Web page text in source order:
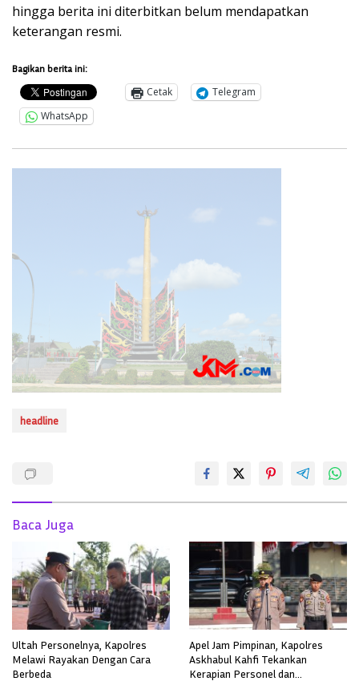
hingga berita ini diterbitkan belum mendapatkan
keterangan resmi.
Bagikan berita ini:
Cetak
Telegram
WhatsApp
headline
Baca Juga
Ultah Personelnya, Kapolres
Melawi Rayakan Dengan Cara
Berbeda
Apel Jam Pimpinan, Kapolres
Askhabul Kahfi Tekankan
Kerapian Personel dan